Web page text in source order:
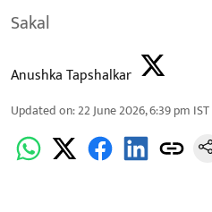
Sakal
Anushka Tapshalkar
Updated on:22 June 2026, 6:39 pm IST